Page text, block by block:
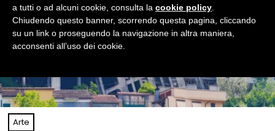
Arte
a tutti o ad alcuni cookie, consulta la cookie policy
Chiudendo questo banner, scorrendo questa pagina, cliccando
su un link o proseguendo la navigazione in altra maniera,
acconsenti all’uso dei cookie.